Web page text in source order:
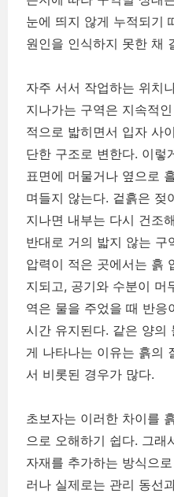
눈에 띄지 않게 누적되기
원인을 인식하지 못한 채
자주 서서 작업하는 위치
지나가는 구역은 지속적
적으로 밟히면서 입자 사
단한 구조로 변한다. 이렇
표면에 머물거나 옆으로
며들지 않는다. 겉흙은 젖
지나면 내부는 다시 건조
반대로 거의 밟지 않는 구
압력이 적은 곳에서는 흙
지되고, 공기와 수분이 머
역은 물을 주었을 때 반응
시간 유지된다. 같은 양의
게 나타나는 이유는 흙의
서 비롯된 경우가 많다.
초보자는 이러한 차이를
으로 오해하기 쉽다. 그래
자재를 추가하는 방식으
러나 실제로는 관리 동선